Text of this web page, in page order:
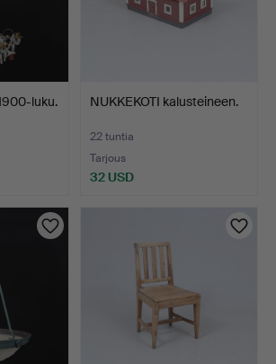
luku. NUKKEKOTI kalusteineen.
22 tuntia
Tarjous
32 USD